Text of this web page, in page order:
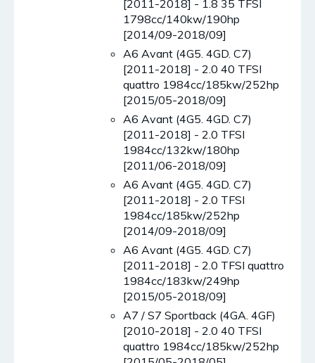
[2011-2018] - 1.8 35 TFSI
1798cc/140kw/190hp
[2014/09-2018/09]
A6 Avant (4G5. 4GD. C7)
[2011-2018] - 2.0 40 TFSI
quattro 1984cc/185kw/252hp
[2015/05-2018/09]
A6 Avant (4G5. 4GD. C7)
[2011-2018] - 2.0 TFSI
1984cc/132kw/180hp
[2011/06-2018/09]
A6 Avant (4G5. 4GD. C7)
[2011-2018] - 2.0 TFSI
1984cc/185kw/252hp
[2014/09-2018/09]
A6 Avant (4G5. 4GD. C7)
[2011-2018] - 2.0 TFSI quattro
1984cc/183kw/249hp
[2015/05-2018/09]
A7 / S7 Sportback (4GA. 4GF)
[2010-2018] - 2.0 40 TFSI
quattro 1984cc/185kw/252hp